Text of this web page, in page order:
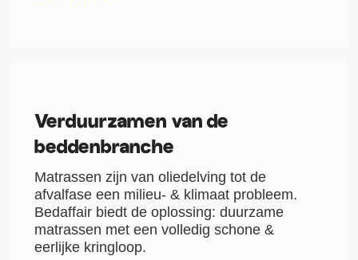
Verduurzamen van de
beddenbranche
Matrassen zijn van oliedelving tot de
afvalfase een milieu- & klimaat probleem.
Bedaffair biedt de oplossing: duurzame
matrassen met een volledig schone &
eerlijke kringloop.